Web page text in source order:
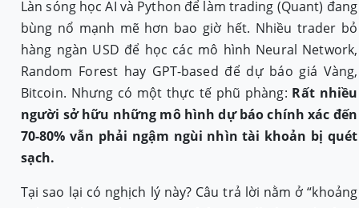
Làn sóng học AI và Python để làm trading (Quant) đang
bùng nổ mạnh mẽ hơn bao giờ hết. Nhiều trader bỏ
hàng ngàn USD để học các mô hình Neural Network,
Random Forest hay GPT-based để dự báo giá Vàng,
Bitcoin. Nhưng có một thực tế phũ phàng: Rất nhiều
người sở hữu những mô hình dự báo chính xác đến
70-80% vẫn phải ngậm ngùi nhìn tài khoản bị quét
sạch.
Tại sao lại có nghịch lý này? Câu trả lời nằm ở “khoảng